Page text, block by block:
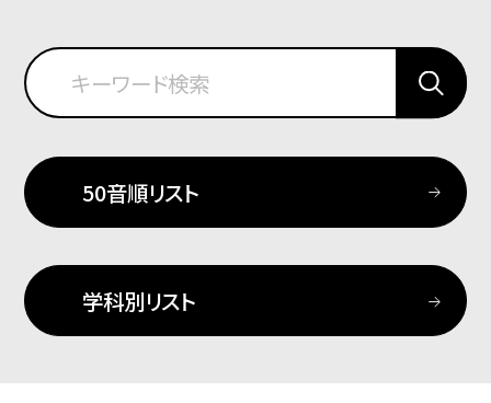
50音順リスト
学科別リスト